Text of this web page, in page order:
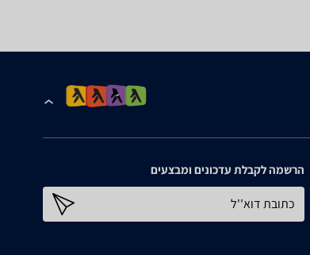
הרשמה לקבלת עדכונים ומבצעים
כתובת דוא''ל